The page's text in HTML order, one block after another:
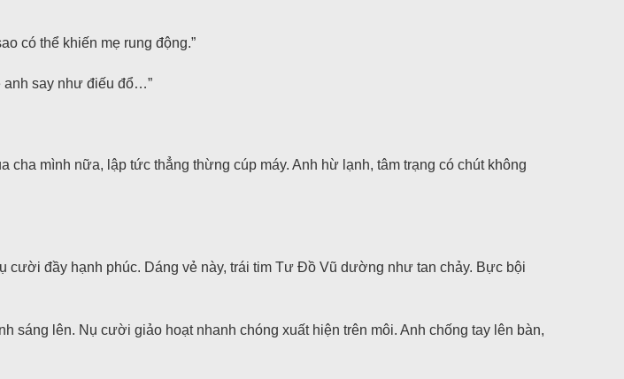
có thể khiến mẹ rung động.”
anh say như điếu đổ…”
mình nữa, lập tức thẳng thừng cúp máy. Anh hừ lạnh, tâm trạng có chút không
đầy hạnh phúc. Dáng vẻ này, trái tim Tư Đồ Vũ dường như tan chảy. Bực bội
sáng lên. Nụ cười giảo hoạt nhanh chóng xuất hiện trên môi. Anh chống tay lên bàn,